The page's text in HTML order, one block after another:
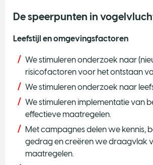
De speerpunten in
Leefstijl en omgevingsfactoren
We stimuleren onderzoek naar
risicofactoren voor het ontstaan
We stimuleren onderzoek naar
We stimuleren implementatie van
effectieve maatregelen.
Met campagnes delen we kennis,
gedrag en creëren we draagvlak
maatregelen.